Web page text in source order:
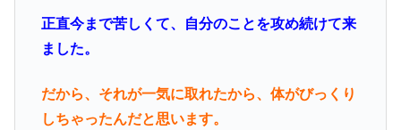
正直今まで苦しくて、自分のことを攻め続けて来
ました。
だから、それが一気に取れたから、体がびっくり
しちゃったんだと思います。